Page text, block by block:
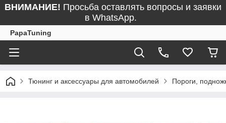
ВНИМАНИЕ! Просьба оставлять вопросы и заявки
в WhatsApp.
PapaTuning
Тюнинг и аксессуары для автомобилей Пороги,